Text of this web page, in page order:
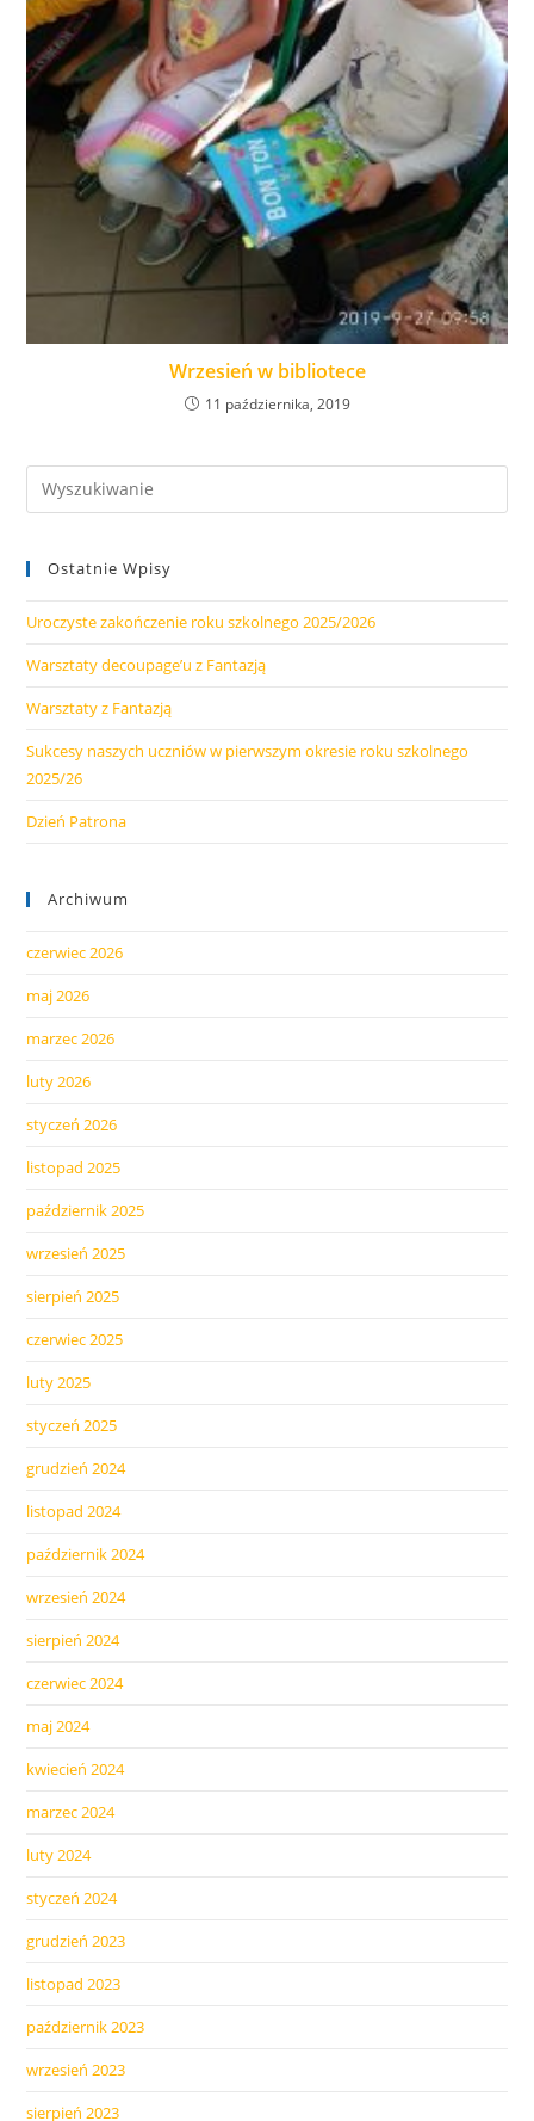
Wrzesień w bibliotece
11 października, 2019
Ostatnie Wpisy
Uroczyste zakończenie roku szkolnego 2025/2026
Warsztaty decoupage’u z Fantazją
Warsztaty z Fantazją
Sukcesy naszych uczniów w pierwszym okresie roku szkolnego
2025/26
Dzień Patrona
Archiwum
czerwiec 2026
maj 2026
marzec 2026
luty 2026
styczeń 2026
listopad 2025
październik 2025
wrzesień 2025
sierpień 2025
czerwiec 2025
luty 2025
styczeń 2025
grudzień 2024
listopad 2024
październik 2024
wrzesień 2024
sierpień 2024
czerwiec 2024
maj 2024
kwiecień 2024
marzec 2024
luty 2024
styczeń 2024
grudzień 2023
listopad 2023
październik 2023
wrzesień 2023
sierpień 2023